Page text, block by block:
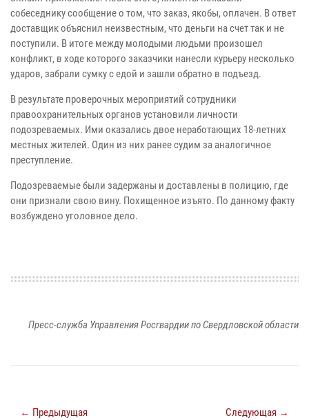
собеседнику сообщение о том, что заказ, якобы, оплачен. В ответ
доставщик объяснил неизвестным, что деньги на счет так и не
поступили. В итоге между молодыми людьми произошел
конфликт, в ходе которого заказчики нанесли курьеру несколько
ударов, забрали сумку с едой и зашли обратно в подъезд.
В результате проверочных мероприятий сотрудники
правоохранительных органов установили личности
подозреваемых. Ими оказались двое неработающих 18-летних
местных жителей. Один из них ранее судим за аналогичное
преступление.
Подозреваемые были задержаны и доставлены в полицию, где
они признали свою вину. Похищенное изъято. По данному факту
возбуждено уголовное дело.
Пресс-служба Управления Росгвардии по Свердловской области
← Предыдущая Следующая →